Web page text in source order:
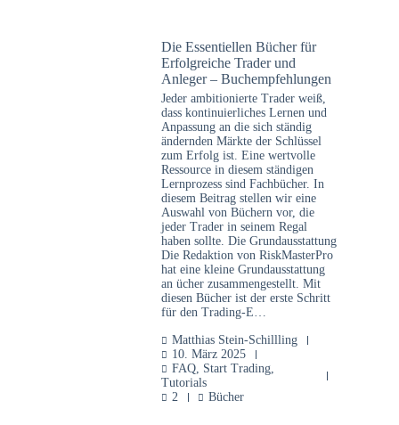
Die Essentiellen Bücher für
Erfolgreiche Trader und
Anleger – Buchempfehlungen
Jeder ambitionierte Trader weiß,
dass kontinuierliches Lernen und
Anpassung an die sich ständig
ändernden Märkte der Schlüssel
zum Erfolg ist. Eine wertvolle
Ressource in diesem ständigen
Lernprozess sind Fachbücher. In
diesem Beitrag stellen wir eine
Auswahl von Büchern vor, die
jeder Trader in seinem Regal
haben sollte. Die Grundausstattung
Die Redaktion von RiskMasterPro
hat eine kleine Grundausstattung
an ücher zusammengestellt. Mit
diesen Bücher ist der erste Schritt
für den Trading-E…
Matthias Stein-Schillling
10. März 2025
FAQ, Start Trading,
Tutorials
2
Bücher